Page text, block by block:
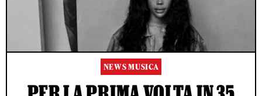
NEWS MUSICA